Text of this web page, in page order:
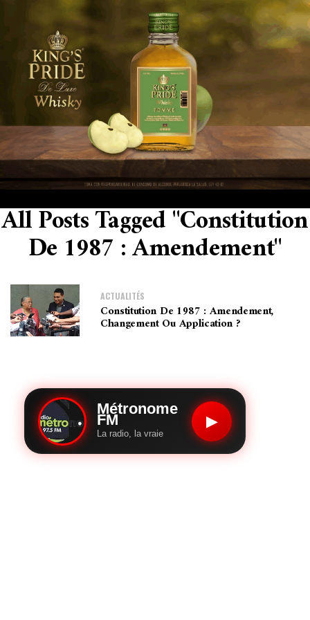
All Posts Tagged "Constitution
De 1987 : Amendement"
ACTUALITÉS
Constitution De 1987 : Amendement,
Changement Ou Application ?
Métronome
FM
La radio, la vraie
▶